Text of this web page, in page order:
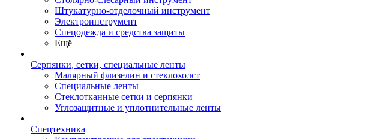
Штукатурно-отделочный инструмент
Электроинструмент
Спецодежда и средства защиты
Ещё
Серпянки, сетки, специальные ленты
Малярный флизелин и стеклохолст
Специальные ленты
Стеклотканные сетки и серпянки
Углозащитные и уплотнительные ленты
Спецтехника